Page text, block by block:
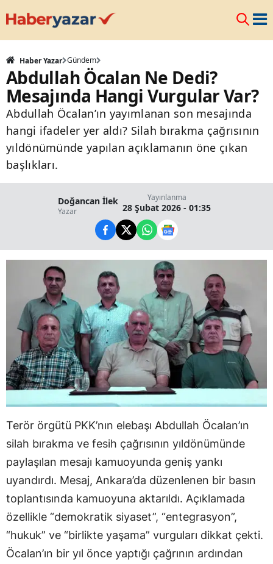
Haber Yazar Gündem
Abdullah Öcalan Ne Dedi?
Mesajında Hangi Vurgular Var?
Abdullah Öcalan’ın yayımlanan son mesajında
hangi ifadeler yer aldı? Silah bırakma çağrısının
yıldönümünde yapılan açıklamanın öne çıkan
başlıkları.
Doğancan İlek
Yazar
Yayınlanma
28 Şubat 2026 - 01:35
Terör örgütü PKK’nın elebaşı Abdullah Öcalan’ın
silah bırakma ve fesih çağrısının yıldönümünde
paylaşılan mesajı kamuoyunda geniş yankı
uyandırdı. Mesaj, Ankara’da düzenlenen bir basın
toplantısında kamuoyuna aktarıldı. Açıklamada
özellikle “demokratik siyaset”, “entegrasyon”,
“hukuk” ve “birlikte yaşama” vurguları dikkat çekti.
Öcalan’ın bir yıl önce yaptığı çağrının ardından